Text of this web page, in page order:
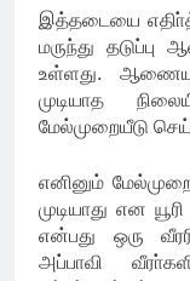
இத்தடையை
மருந்து
உள்ளது.
முடியாத
மேல்முறையீடு
எனினும்
முடியாது என
என்பது ஒரு
அப்பாவி